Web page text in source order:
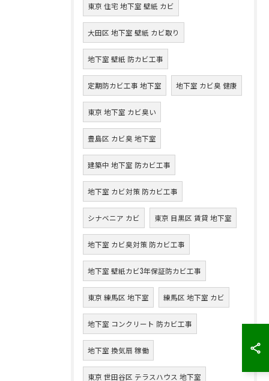
東京 住宅 地下室 壁紙 カビ
大田区 地下室 壁紙 カビ取り
地下室 壁紙 防カビ工事
定期防カビ工事 地下室 地下室 カビ臭 健康
東京 地下室 カビ臭い
豊島区 カビ臭 地下室
建築中 地下室 防カビ工事
地下室 カビ対策 防カビ工事
シナベニア カビ 東京 目黒区 賃貸 地下室
地下室 カビ臭対策 防カビ工事
地下室 壁紙カビ3年保証防カビ工事
東京 練馬区 地下室 練馬区 地下室 カビ
地下室 コンクリート 防カビ工事
地下室 換気扇 稼働
東京 世田谷区 テラスハウス 地下室